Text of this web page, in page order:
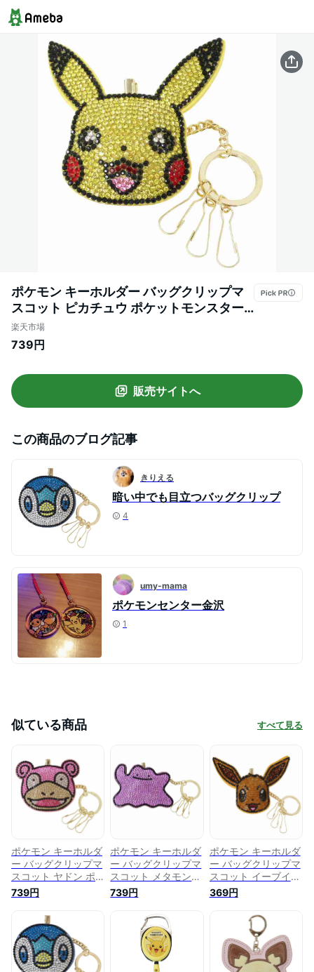
ポケモン キーホルダー バッグクリップマ
スコット ピカチュウ ポケットモンスター
タカラトミー 鍵ホルダー キャラクター グ
ッズ メール便可 シネマコレクション プレ
楽天市場
739円
販売サイトへ
この商品のブログ記事
きりえる
暗い中でも目立つバッグクリップ
4
umy-mama
ポケモンセンター金沢
1
似ている商品 すべて見る
ポケモン キーホルダ
ー バッグクリップマ
スコット ヤドン ポ
ケットモンスター タ
カラトミー 鍵ホルダ
ー キャラクター グ
ッズ メール便可 シ
ネマコレクション プ
レゼント 男の子 女
の子 ギフト
739円
ポケモン キーホルダ
ー バッグクリップマ
スコット メタモン
ポケットモンスター
タカラトミー 鍵ホル
ダー キャラクター
グッズ メール便可
シネマコレクション
プレゼント 男の子
女の子 ギフト
739円
ポケモン キーホルダ
ー バッグクリップマ
スコット イーブイ
ポケットモンスター
タカラトミー 鍵ホル
ダー キャラクター
グッズ メール便可
シネマコレクション
プレゼント 男の子
女の子 ギフト
369円